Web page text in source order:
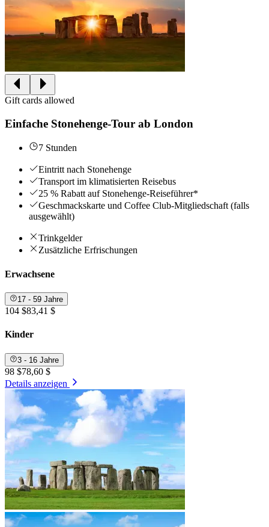
Gift cards allowed
Einfache Stonehenge-Tour ab London
7 Stunden
Eintritt nach Stonehenge
Transport im klimatisierten Reisebus
25 % Rabatt auf Stonehenge-Reiseführer*
Geschmackskarte und Coffee Club-Mitgliedschaft (falls
ausgewählt)
Trinkgelder
Zusätzliche Erfrischungen
Erwachsene
17 - 59 Jahre
104 $83,41 $
Kinder
3 - 16 Jahre
98 $78,60 $
Details anzeigen